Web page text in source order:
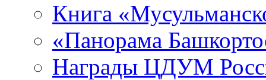
Книга
«Панорама
Награды ЦДУМ